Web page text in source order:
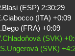
(ESP) 2:30:29
(ITA) +0:09
(FRA) +0:09
(SVK)
(SVK)